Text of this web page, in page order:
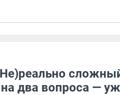
два вопроса —